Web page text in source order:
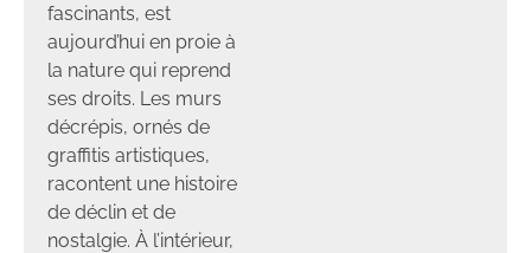
fascinants, est
aujourd’hui en proie à
la nature qui reprend
ses droits. Les murs
décrépis, ornés de
graffitis artistiques,
racontent une histoire
de déclin et de
nostalgie. À l’intérieur,